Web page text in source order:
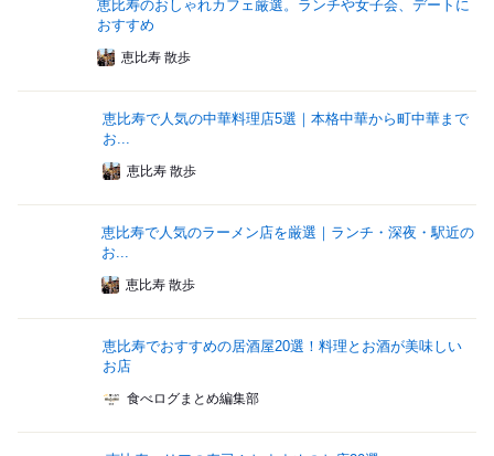
恵比寿のおしゃれカフェ厳選。ランチや女子会、デートに
おすすめ
恵比寿 散歩
恵比寿で人気の中華料理店5選｜本格中華から町中華まで
お...
恵比寿 散歩
恵比寿で人気のラーメン店を厳選｜ランチ・深夜・駅近の
お...
恵比寿 散歩
恵比寿でおすすめの居酒屋20選！料理とお酒が美味しい
お店
食べログまとめ編集部